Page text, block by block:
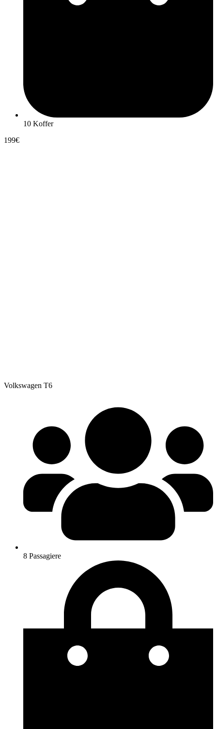
10 Koffer
199€
Volkswagen T6
8 Passagiere